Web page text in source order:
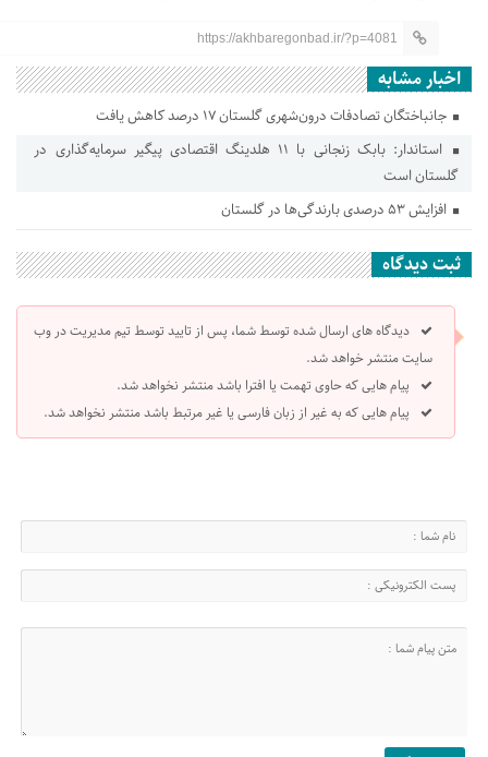
https://akhbaregonbad.ir/?p=4081
اخبار مشابه
جانباختگان تصادفات درون‌شهری گلستان ۱۷ درصد کاهش یافت
استاندار: بابک زنجانی با ۱۱ هلدینگ اقتصادی پیگیر سرمایه‌گذاری در
گلستان است
افزایش ۵۳ درصدی بارندگی‌ها در گلستان
ثبت دیدگاه
دیدگاه های ارسال شده توسط شما، پس از تایید توسط تیم مدیریت در وب
سایت منتشر خواهد شد.
پیام هایی که حاوی تهمت یا افترا باشد منتشر نخواهد شد.
پیام هایی که به غیر از زبان فارسی یا غیر مرتبط باشد منتشر نخواهد شد.